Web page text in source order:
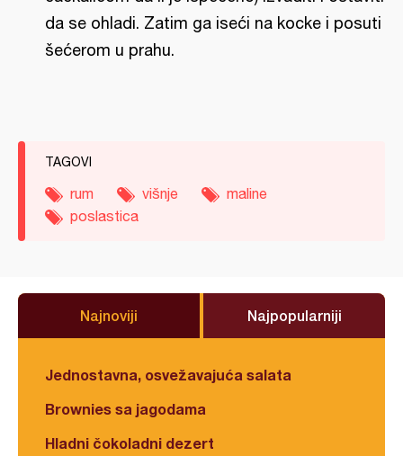
da se ohladi. Zatim ga iseći na kocke i posuti
šećerom u prahu.
TAGOVI
rum višnje
maline
poslastica
Najnoviji Najpopularniji
Jednostavna, osvežavajuća salata
Brownies sa jagodama
Hladni čokoladni dezert